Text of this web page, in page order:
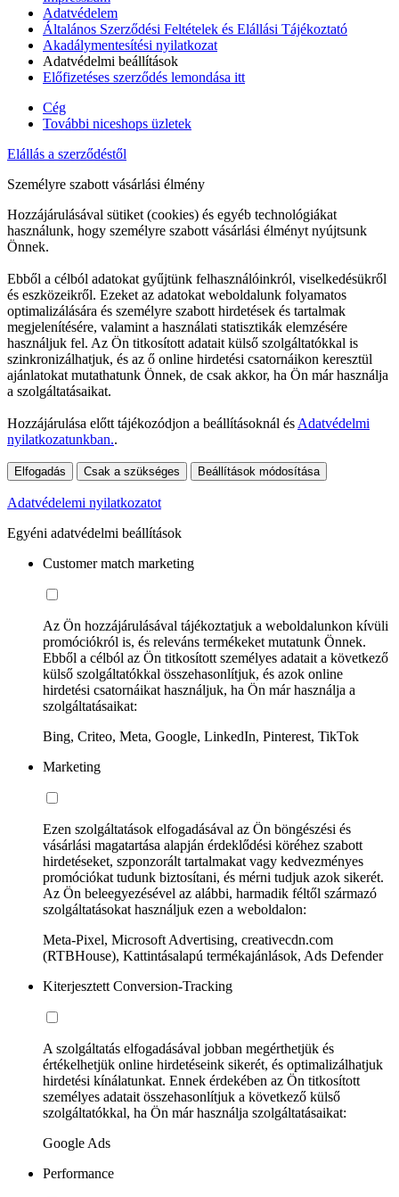
Adatvédelem
Általános Szerződési Feltételek és Elállási Tájékoztató
Akadálymentesítési nyilatkozat
Adatvédelmi beállítások
Előfizetéses szerződés lemondása itt
Cég
További niceshops üzletek
Elállás a szerződéstől
Személyre szabott vásárlási élmény
Hozzájárulásával sütiket (cookies) és egyéb technológiákat
használunk, hogy személyre szabott vásárlási élményt nyújtsunk
Önnek.
Ebből a célból adatokat gyűjtünk felhasználóinkról, viselkedésükről
és eszközeikről. Ezeket az adatokat weboldalunk folyamatos
optimalizálására és személyre szabott hirdetések és tartalmak
megjelenítésére, valamint a használati statisztikák elemzésére
használjuk fel. Az Ön titkosított adatait külső szolgáltatókkal is
szinkronizálhatjuk, és az ő online hirdetési csatornáikon keresztül
ajánlatokat mutathatunk Önnek, de csak akkor, ha Ön már használja
a szolgáltatásaikat.
Hozzájárulása előtt tájékozódjon a beállításoknál és Adatvédelmi
nyilatkozatunkban..
Elfogadás Csak a szükséges Beállítások módosítása
Adatvédelemi nyilatkozatot
Egyéni adatvédelmi beállítások
Customer match marketing
Az Ön hozzájárulásával tájékoztatjuk a weboldalunkon kívüli
promóciókról is, és releváns termékeket mutatunk Önnek.
Ebből a célból az Ön titkosított személyes adatait a következő
külső szolgáltatókkal összehasonlítjuk, és azok online
hirdetési csatornáikat használjuk, ha Ön már használja a
szolgáltatásaikat:
Bing, Criteo, Meta, Google, LinkedIn, Pinterest, TikTok
Marketing
Ezen szolgáltatások elfogadásával az Ön böngészési és
vásárlási magatartása alapján érdeklődési köréhez szabott
hirdetéseket, szponzorált tartalmakat vagy kedvezményes
promóciókat tudunk biztosítani, és mérni tudjuk azok sikerét.
Az Ön beleegyezésével az alábbi, harmadik féltől származó
szolgáltatásokat használjuk ezen a weboldalon:
Meta-Pixel, Microsoft Advertising, creativecdn.com
(RTBHouse), Kattintásalapú termékajánlások, Ads Defender
Kiterjesztett Conversion-Tracking
A szolgáltatás elfogadásával jobban megérthetjük és
értékelhetjük online hirdetéseink sikerét, és optimalizálhatjuk
hirdetési kínálatunkat. Ennek érdekében az Ön titkosított
személyes adatait összehasonlítjuk a következő külső
szolgáltatókkal, ha Ön már használja szolgáltatásaikat:
Google Ads
Performance